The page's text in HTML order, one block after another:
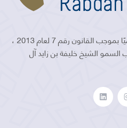
تأسست أكاديمية ربدان رسميًا بموجب القانون رقم 7 لعام 2013 ،
الشيخ خليفة بن زايد آل